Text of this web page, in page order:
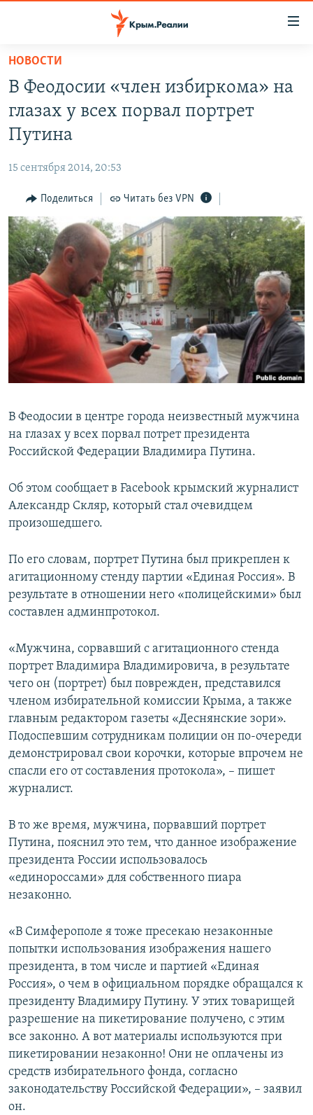
Вернуться
основному
содержанию
Вернутся
главной
навигации
Вернутся
поиску
СПЕЦПРОЕКТЫ
11 ЛЕТ ОККУПАЦИИ КРЫМА. 11 ИСТОРИЙ СОПРОТИВЛЕНИЯ
ВОДА
ЕЩЕ
ИНТЕРАКТИВ
ИНФОГРАФИКА
ТЕЛЕПРОЕКТ КРЫМ.РЕАЛИИ
СОВЕТЫ ПРАВОЗАЩИТНИКОВ
ПРОПАВШИЕ БЕЗ ВЕСТИ
ПОБЕДИТЕЛЕЙ НЕ СУДЯТ?
КРЫМ.НЕПОКОРЕННЫЙ
ELIFBE
РАДІО СВОБОДА
КАК ОБОЙТИ БЛОКИРОВКУ
Українською
Qırımtatar
ПРИСОЕДИНЯЙТЕСЬ!
Все сайты RFE/RL
НОВОСТИ
В Феодосии «член избиркома» на
глазах у всех порвал портрет
Путина
15 сентября 2014, 20:53
Поделиться Читать без VPN
В Феодосии в центре города неизвестный мужчина
на глазах у всех порвал потрет президента
Российской Федерации Владимира Путина.
Об этом сообщает в Facebook крымский журналист
Александр Скляр, который стал очевидцем
произошедшего.
По его словам, портрет Путина был прикреплен к
агитационному стенду партии «Единая Россия». В
результате в отношении него «полицейскими» был
составлен админпротокол.
«Мужчина, сорвавший с агитационного стенда
портрет Владимира Владимировича, в результате
чего он (портрет) был поврежден, представился
членом избирательной комиссии Крыма, а также
главным редактором газеты «Деснянские зори».
Подоспевшим сотрудникам полиции он по-очереди
демонстрировал свои корочки, которые впрочем не
спасли его от составления протокола», – пишет
журналист.
В то же время, мужчина, порвавший портрет
Путина, пояснил это тем, что данное изображение
президента России использовалось
«единороссами» для собственного пиара
незаконно.
«В Симферополе я тоже пресекаю незаконные
попытки использования изображения нашего
президента, в том числе и партией «Единая
Россия», о чем в официальном порядке обращался к
президенту Владимиру Путину. У этих товарищей
разрешение на пикетирование получено, с этим
все законно. А вот материалы используются при
пикетировании незаконно! Они не оплачены из
средств избирательного фонда, согласно
законодательству Российской Федерации», – заявил
он.